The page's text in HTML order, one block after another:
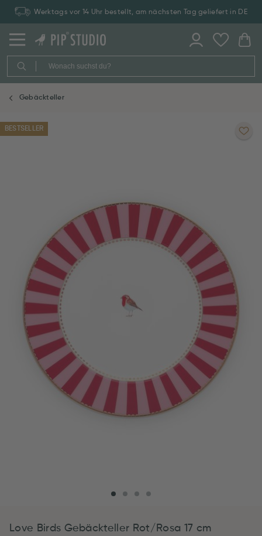
Werktags vor 14 Uhr bestellt, am nächsten Tag geliefert in DE
Gebäckteller
BESTSELLER
Love Birds Gebäckteller Rot/Rosa 17 cm